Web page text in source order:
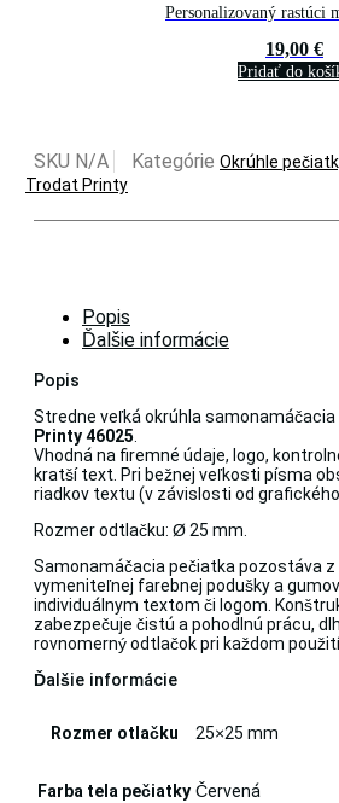
Personalizovaný rastúci
19,00 €
Pridať do
SKU N/A Kategórie Okrúhle
Trodat Printy
Popis
Ďalšie informácie
Popis
Stredne veľká okrúhla samonamáčacia
Printy 46025
Vhodná na firemné údaje, logo,
kratší text. Pri bežnej veľkosti písma
riadkov textu (v závislosti od
Rozmer odtlačku: Ø 25 mm.
Samonamáčacia pečiatka pozostáva z
vymeniteľnej farebnej podušky a
individuálnym textom či logom.
zabezpečuje čistú a pohodlnú prácu,
rovnomerný odtlačok pri každom
Ďalšie informácie
Rozmer otlačku 25×25 mm
Farba tela pečiatky Červená